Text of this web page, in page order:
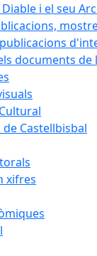
i el seu
documents de
de Castellbisbal
xifres